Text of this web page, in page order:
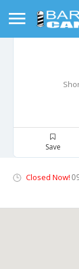
Save
Closed Now!